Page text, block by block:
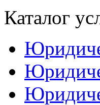
Каталог